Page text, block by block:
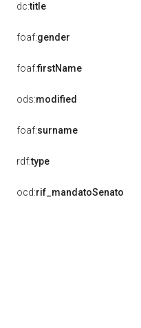
dc:title
foaf:gender
foaf:firstName
ods:modified
foaf:surname
rdf:type
ocd:rif_mandatoSenato